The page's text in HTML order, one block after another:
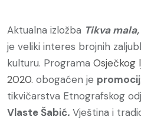
Aktualna izložba Tikva
je veliki interes brojnih
kulturu. Programa Osječkog
2020. obogaćen je
tikvičarstva Etnografskog
Vlaste Šabić. Vještina i